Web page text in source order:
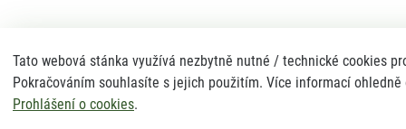
Tato webová stánka využívá nezbytně nutné / technické cookies
Pokračováním souhlasíte s jejich použitím. Více informací
Prohlášení o cookies.